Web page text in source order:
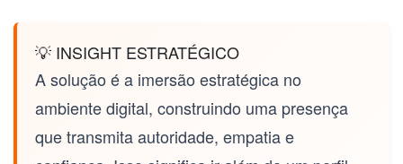
💡 INSIGHT ESTRATÉGICO
A solução é a imersão estratégica no
ambiente digital, construindo uma presença
que transmita autoridade, empatia e